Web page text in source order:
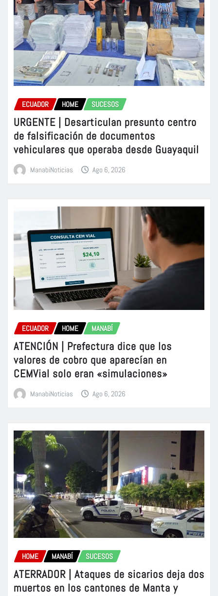
ECUADOR HOME SUCESOS
URGENTE | Desarticulan presunto centro
de falsificación de documentos
vehiculares que operaba desde Guayaquil
ManabiNoticias Ago 6, 2026
ECUADOR HOME MANABÍ
ATENCIÓN | Prefectura dice que los
valores de cobro que aparecían en
CEMVial solo eran «simulaciones»
ManabiNoticias Ago 6, 2026
HOME MANABÍ SUCESOS
ATERRADOR | Ataques de sicarios deja dos
muertos en los cantones de Manta y